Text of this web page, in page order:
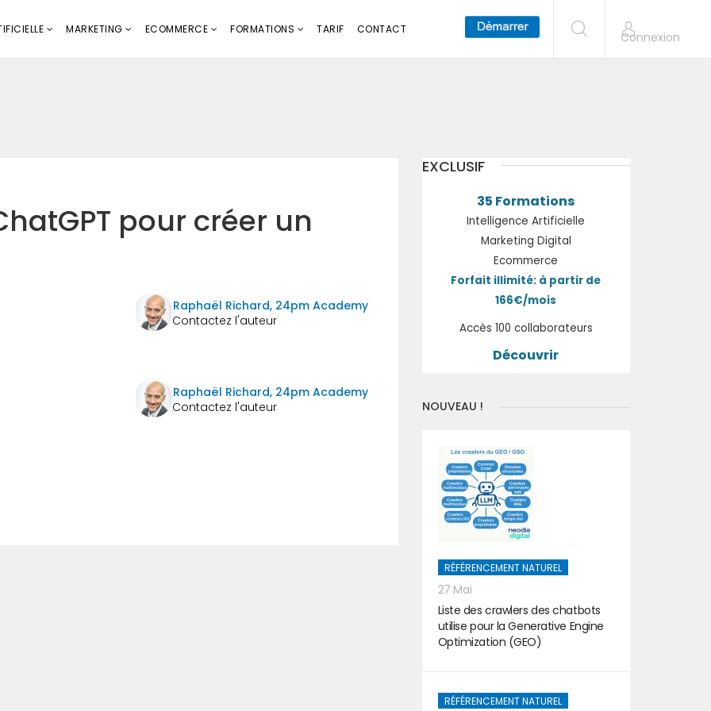
MARKETING ECOMMERCE FORMATIONS TARIF CONTACT
Connexion
pour créer un
Raphaël Richard, 24pm Academy
Raphaël Richard, 24pm Academy
EXCLUSIF
35 Formations
Intelligence Artificielle
Marketing Digital
Ecommerce
Forfait illimité: à partir de
166€/mois
Accès 100 collaborateurs
Découvrir
NOUVEAU !
RÉFÉRENCEMENT NATUREL
27 Mai
Liste des crawlers des chatbots
utilise pour la Generative Engine
Optimization (GEO)
RÉFÉRENCEMENT NATUREL